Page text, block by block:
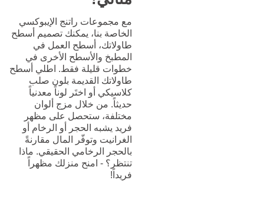
مع مجموعات راتنج الإيبوكسي
الخاصة بنا، يمكنك تصميم أسطح
طاولاتك، أسطح العمل في
المطبخ والأسطح الأخرى في
خطوات قليلة فقط. اطلي أسطح
طاولاتك القديمة بلون صلب
كلاسيكي أو اختَر لوناً معدنياً
حديثاً. من خلال مزج ألوان
مختلفة، ستحصل على مظهر
فريد يشبه الحجر أو الرخام أو
الغرانيت وتوفّر المال مقارنةً
بالحجر الرخامي الحقيقي. ماذا
تنتظر؟ - امنح منزلك مظهراً
فريداً!